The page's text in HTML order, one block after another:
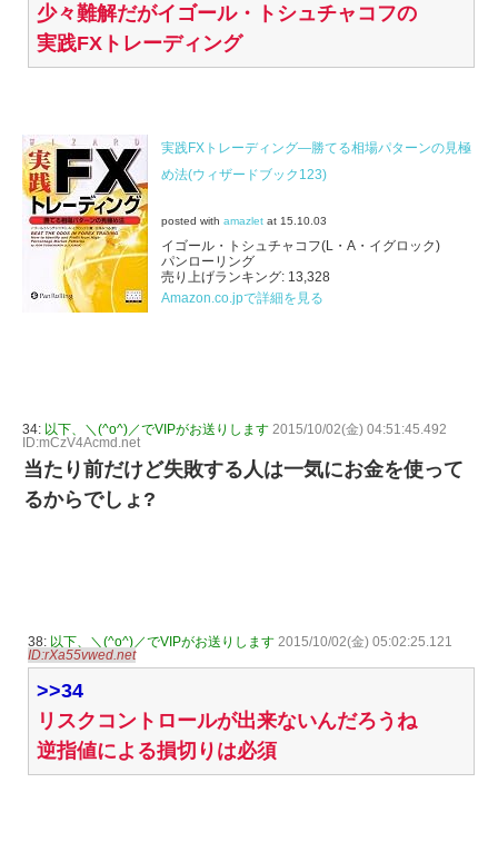
少々難解だがイゴール・トシュチャコフの
実践FXトレーディング
実践FXトレーディング―勝てる相場パターンの見極
め法(ウィザードブック123)
posted with amazlet at 15.10.03
イゴール・トシュチャコフ(L・A・イグロック)
パンローリング
売り上げランキング: 13,328
Amazon.co.jpで詳細を見る
34: 以下、＼(^o^)／でVIPがお送りします 2015/10/02(金) 04:51:45.492
ID:mCzV4Acmd.net
当たり前だけど失敗する人は一気にお金を使って
るからでしょ?
38: 以下、＼(^o^)／でVIPがお送りします 2015/10/02(金) 05:02:25.121
ID:rXa55vwed.net
>>34
リスクコントロールが出来ないんだろうね
逆指値による損切りは必須